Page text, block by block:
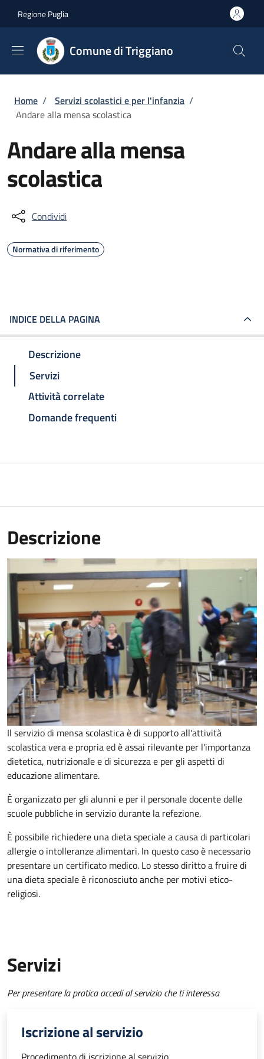
Regione Puglia
Comune di Triggiano
Briciole di pane
Home / Servizi scolastici e per l'infanzia /
Andare alla mensa scolastica
Andare alla mensa
scolastica
Condividi
Normativa di riferimento
INDICE DELLA PAGINA
Descrizione
Servizi
Attività correlate
Domande frequenti
Descrizione
Il servizio di mensa scolastica è di supporto all'attività
scolastica vera e propria ed è assai rilevante per l'importanza
dietetica, nutrizionale e di sicurezza e per gli aspetti di
educazione alimentare.
È organizzato per gli alunni e per il personale docente delle
scuole pubbliche in servizio durante la refezione.
È possibile richiedere una dieta speciale a causa di particolari
allergie o intolleranze alimentari. In questo caso è necessario
presentare un certificato medico. Lo stesso diritto a fruire di
una dieta speciale è riconosciuto anche per motivi etico-
religiosi.
Servizi
Per presentare la pratica accedi al servizio che ti interessa
Iscrizione al servizio